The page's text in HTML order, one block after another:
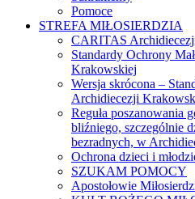
Pomoce
STREFA MIŁOSIERDZIA
CARITAS
Standardy Ochrony
Krakowskiej
Wersja skrócona –
Archidiecezji
Reguła poszanowania
bliźniego, szczególnie
bezradnych, w
Ochrona dzieci i
SZUKAM POMOCY
Apostołowie